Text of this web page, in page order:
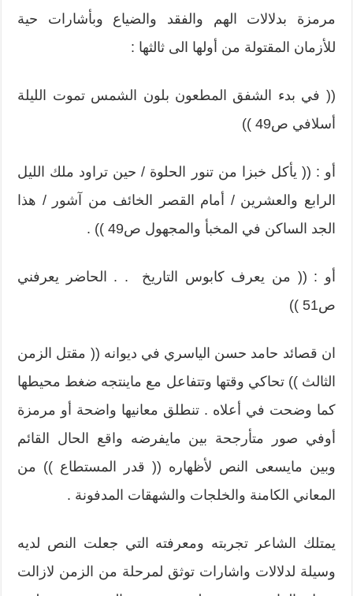
مرمزة بدلالات الهم والفقد والضياع وبأشارات حية
للأزمان المقتولة من أولها الى ثالثها :
(( في بدء الشفق المطعون بلون الشمس تموت الليلة
أسلافي ص49 ))
أو : (( يأكل خبزا من تنور الحلوة / حين تراود ملك الليل
الرابع والعشرين / أمام القصر الخائف من آشور / هذا
الجد الساكن في المخبأ والمجهول ص49 )) .
أو : (( من يعرف كابوس التاريخ . . الحاضر يعرفني
ص51 ))
ان قصائد حامد حسن الياسري في ديوانه (( مقتل الزمن
الثالث )) تحاكي وقتها وتتفاعل مع ماينتجه ضغط محيطها
كما وضحت في أعلاه . تنطلق معانيها واضحة أو مرمزة
أوفي صور متأرجحة بين مايفرضه واقع الحال القائم
وبين مايسعى النص لأظهاره (( قدر المستطاع )) من
المعاني الكامنة والخلجات والشهقات المدفونة .
يمتلك الشاعر تجربته ومعرفته التي جعلت النص لديه
وسيلة لدلالات واشارات توثق لمرحلة من الزمن لازالت